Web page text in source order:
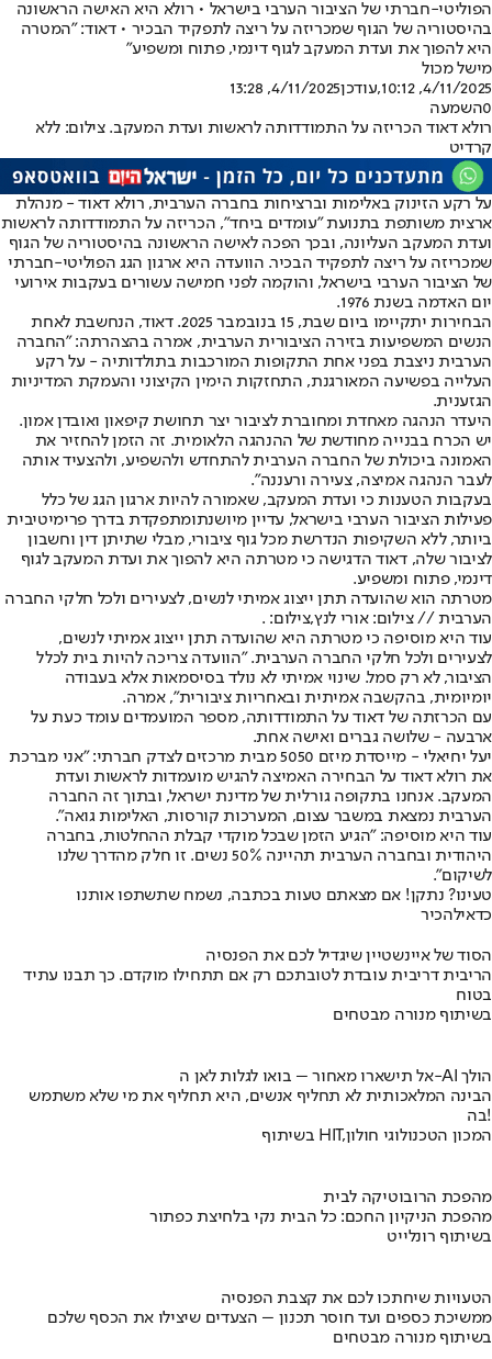
הפוליטי-חברתי של הציבור הערבי בישראל • רולא היא האישה הראשונה
בהיסטוריה של הגוף שמכריזה על ריצה לתפקיד הבכיר • דאוד: "המטרה
היא להפוך את ועדת המעקב לגוף דינמי, פתוח ומשפיע"
מישל מכול
4/11/2025, 10:12
,עודכן4/11/2025, 13:28
0השמעה
רולא דאוד הכריזה על התמודדותה לראשות ועדת המעקב. צילום: ללא
קרדיט
על רקע הזינוק באלימות וברציחות בחברה הערבית, רולא דאוד - מנהלת
ארצית משותפת בתנועת "עומדים ביחד", הכריזה על התמודדותה לראשות
ועדת המעקב העליונה, ובכך הפכה לאישה הראשונה בהיסטוריה של הגוף
שמכריזה על ריצה לתפקיד הבכיר. הוועדה היא ארגון הגג הפוליטי-חברתי
של הציבור הערבי בישראל, והוקמה לפני חמישה עשורים בעקבות אירועי
יום האדמה בשנת 1976.
הבחירות יתקיימו ביום שבת, 15 בנובמבר 2025. דאוד, הנחשבת לאחת
הנשים המשפיעות בזירה הציבורית הערבית, אמרה בהצהרתה: "החברה
הערבית ניצבת בפני אחת התקופות המורכבות בתולדותיה - על רקע
העלייה בפשיעה המאורגנת, התחזקות הימין הקיצוני והעמקת המדיניות
הגזענית.
היעדר הנהגה מאחדת ומחוברת לציבור יצר תחושת קיפאון ואובדן אמון.
יש הכרח בבנייה מחודשת של ההנהגה הלאומית. זה הזמן להחזיר את
האמונה ביכולת של החברה הערבית להתחדש ולהשפיע, ולהצעיד אותה
לעבר הנהגה אמיצה, צעירה ורעננה".
בעקבות הטענות כי ועדת המעקב, שאמורה להיות ארגון הגג של כלל
פעילות הציבור הערבי בישראל, עדיין מיושנתומתפקדת בדרך פרימיטיבית
ביותר, ללא השקיפות הנדרשת מכל גוף ציבורי, מבלי שתיתן דין וחשבון
לציבור שלה, דאוד הדגישה כי מטרתה היא להפוך את ועדת המעקב לגוף
דינמי, פתוח ומשפיע.
מטרתה הוא שהועדה תתן ייצוג אמיתי לנשים, לצעירים ולכל חלקי החברה
הערבית // צילום: אורי לנץ,צילום: .
עוד היא מוסיפה כי מטרתה היא שהועדה תתן ייצוג אמיתי לנשים,
לצעירים ולכל חלקי החברה הערבית. "הוועדה צריכה להיות בית לכלל
הציבור, לא רק סמל. שינוי אמיתי לא נולד בסיסמאות אלא בעבודה
יומיומית, בהקשבה אמיתית ובאחריות ציבורית", אמרה.
עם הכרזתה של דאוד על התמודדותה, מספר המועמדים עומד כעת על
ארבעה - שלושה גברים ואישה אחת.
יעל יחיאלי - מייסדת מיזם 5050 מבית מרכזים לצדק חברתי: "אני מברכת
את רולא דאוד על הבחירה האמיצה להגיש מועמדות לראשות ועדת
המעקב. אנחנו בתקופה גורלית של מדינת ישראל, ובתוך זה החברה
הערבית נמצאת במשבר עצום, המערכות קורסות, האלימות גואה".
עוד היא מוסיפה: "הגיע הזמן שבכל מוקדי קבלת ההחלטות, בחברה
היהודית ובחברה הערבית תהיינה 50% נשים. זו חלק מהדרך שלנו
לשיקום".
טעינו? נתקן! אם מצאתם טעות בכתבה, נשמח שתשתפו אותנו
כדאילהכיר
הסוד של איינשטיין שיגדיל לכם את הפנסיה
הריבית דריבית עובדת לטובתכם רק אם תתחילו מוקדם. כך תבנו עתיד
בטוח
בשיתוף מנורה מבטחים
אל תישארו מאחור – בואו לגלות לאן ה-AI הולך
הבינה המלאכותית לא תחליף אנשים, היא תחליף את מי שלא משתמש
בה!
בשיתוף HIT,המכון הטכנולוגי חולון
מהפכת הרובוטיקה לבית
מהפכת הניקיון החכם: כל הבית נקי בלחיצת כפתור
בשיתוף רונלייט
הטעויות שיחתכו לכם את קצבת הפנסיה
ממשיכת כספים ועד חוסר תכנון – הצעדים שיצילו את הכסף שלכם
בשיתוף מנורה מבטחים